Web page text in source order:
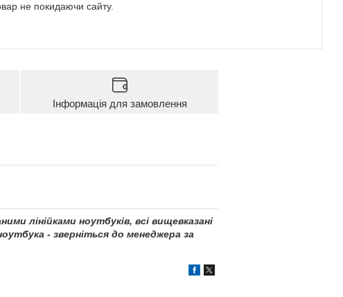
не покидаючи сайту.
Інформація для замовлення
лінійками ноутбуків, всі вищевказані
- зверніться до менеджера за